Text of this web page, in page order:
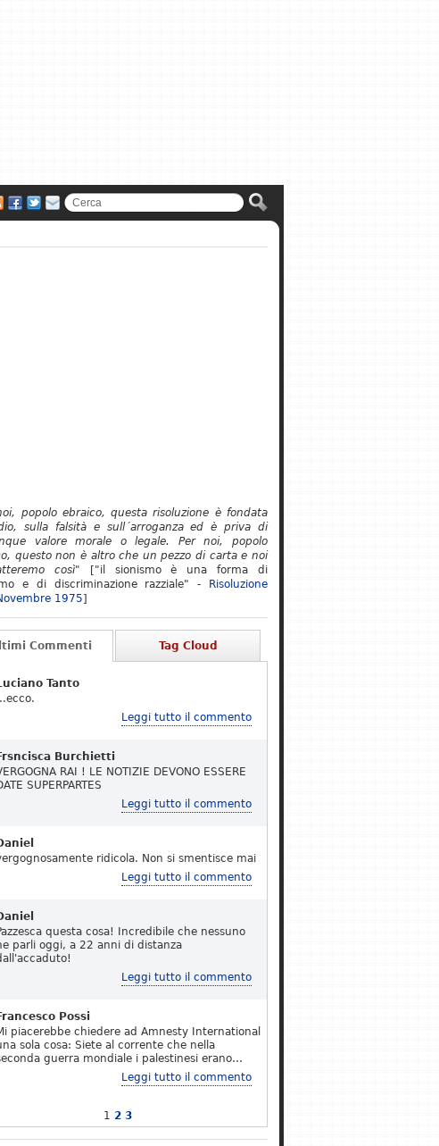
popolo ebraico, questa risoluzione è fondata
sulla falsità e sull´arroganza ed è priva di
valore morale o legale. Per noi, popolo
questo non è altro che un pezzo di carta e noi
così" ["il sionismo è una forma di
e di discriminazione razziale" -
Risoluzione
1975]
Commenti Tag Cloud
Tanto
Leggi tutto il commento
Burchietti
RAI ! LE NOTIZIE DEVONO ESSERE
SUPERPARTES
Leggi tutto il commento
ridicola. Non si smentisce mai
Leggi tutto il commento
questa cosa! Incredibile che nessuno
parli oggi, a 22 anni di distanza
Leggi tutto il commento
Possi
piacerebbe chiedere ad Amnesty International
sola cosa: Siete al corrente che nella
guerra mondiale i palestinesi erano…
Leggi tutto il commento
1 2 3